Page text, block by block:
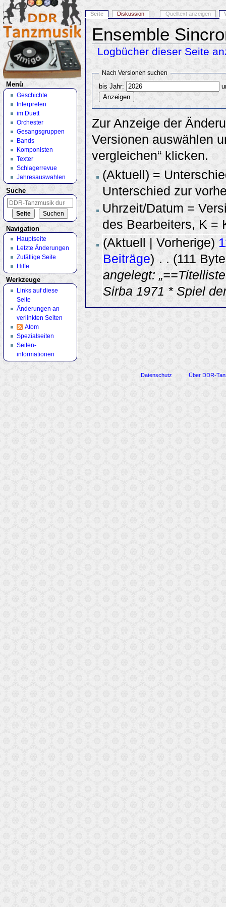
Ensemble
Logbücher dieser Seite
Wechseln zu: Navigation
Suche
Nach Versionen suchen
bis Jahr:
Zur Anzeige der
Versionen auswählen
vergleichen“ klicken.
(Aktuell) =
Unterschied zur
Uhrzeit/Datum =
des Bearbeiters, K =
(Aktuell | Vorherige)
Beiträge) . . (111
angelegt:
Sirba 1971 * Spiel
Seite Diskussion Quelltext anzeigen
Menü
Geschichte
Interpreten
im Duett
Orchester
Gesangsgruppen
Bands
Komponisten
Texter
Schlagerrevue
Jahresauswahlen
Suche
Navigation
Hauptseite
Letzte Änderungen
Zufällige Seite
Hilfe
Werkzeuge
Links auf diese
Seite
Änderungen an
verlinkten Seiten
Atom
Spezialseiten
Seiten­
informationen
Datenschutz Über DDR-